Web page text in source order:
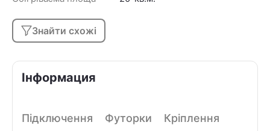
Знайти схожі
Інформация
Підключення Футорки Кріплення